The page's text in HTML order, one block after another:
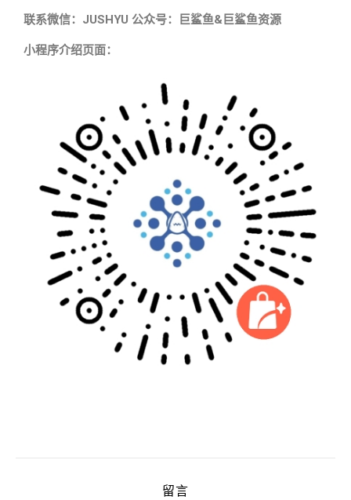
联系微信：JUSHYU 公众号：巨鲨鱼&巨鲨鱼资源
小程序介绍页面：
留言